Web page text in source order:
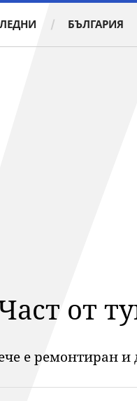
БЪЛГАРИЯ
от
е ремонтиран и